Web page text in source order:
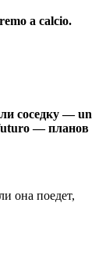
a calcio.
соседку —un
— планов
она поедет,